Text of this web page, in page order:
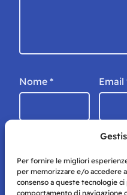
Per fornire le migliori
per memorizzare e/o accedere
consenso a queste tecnologie
comportamento di navigazione
Nome * Email